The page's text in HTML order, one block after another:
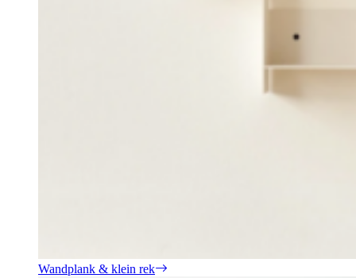
Wandplank & klein rek